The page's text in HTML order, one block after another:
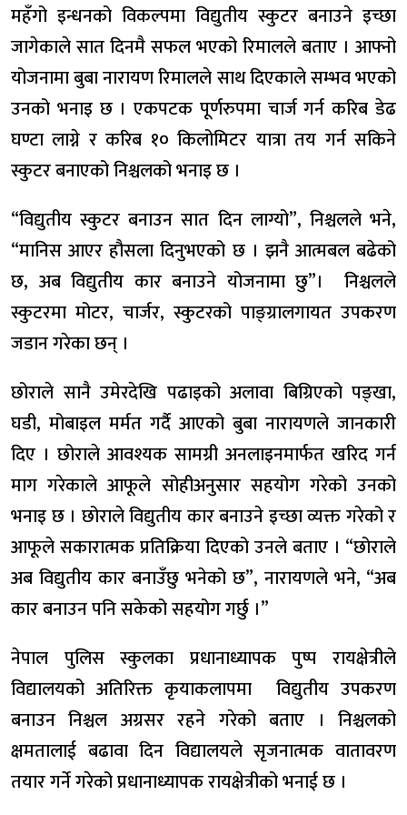
महँगो इन्धनको विकल्पमा विद्युतीय स्कुटर बनाउने इच्छा
जागेकाले सात दिनमै सफल भएको रिमालले बताए । आफ्नो
योजनामा बुबा नारायण रिमालले साथ दिएकाले सम्भव भएको
उनको भनाइ छ । एकपटक पूर्णरुपमा चार्ज गर्न करिब डेढ
घण्टा लाग्ने र करिब १० किलोमिटर यात्रा तय गर्न सकिने
स्कुटर बनाएको निश्चलको भनाइ छ ।
“विद्युतीय स्कुटर बनाउन सात दिन लाग्यो”, निश्चलले भने,
“मानिस आएर हौसला दिनुभएको छ । झनै आत्मबल बढेको
छ, अब विद्युतीय कार बनाउने योजनामा छु”। निश्चलले
स्कुटरमा मोटर, चार्जर, स्कुटरको पाङ्ग्रालगायत उपकरण
जडान गरेका छन् ।
छोराले सानै उमेरदेखि पढाइको अलावा बिग्रिएको पङ्खा,
घडी, मोबाइल मर्मत गर्दै आएको बुबा नारायणले जानकारी
दिए । छोराले आवश्यक सामग्री अनलाइनमार्फत खरिद गर्न
माग गरेकाले आफूले सोहीअनुसार सहयोग गरेको उनको
भनाइ छ । छोराले विद्युतीय कार बनाउने इच्छा व्यक्त गरेको र
आफूले सकारात्मक प्रतिक्रिया दिएको उनले बताए । “छोराले
अब विद्युतीय कार बनाउँछु भनेको छ”, नारायणले भने, “अब
कार बनाउन पनि सकेको सहयोग गर्छु ।”
नेपाल पुलिस स्कुलका प्रधानाध्यापक पुष्प रायक्षेत्रीले
विद्यालयको अतिरिक्त कृयाकलापमा विद्युतीय उपकरण
बनाउन निश्चल अग्रसर रहने गरेको बताए । निश्चलको
क्षमतालाई बढावा दिन विद्यालयले सृजनात्मक वातावरण
तयार गर्ने गरेको प्रधानाध्यापक रायक्षेत्रीको भनाई छ ।